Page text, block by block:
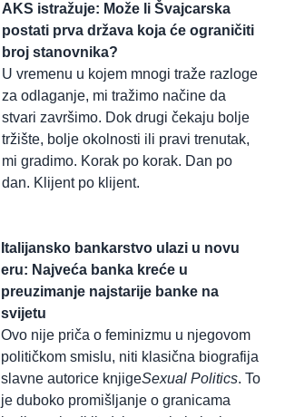
AKS istražuje: Može li Švajcarska
postati prva država koja će ograničiti
broj stanovnika?
U vremenu u kojem mnogi traže razloge
za odlaganje, mi tražimo načine da
stvari završimo. Dok drugi čekaju bolje
tržište, bolje okolnosti ili pravi trenutak,
mi gradimo. Korak po korak. Dan po
dan. Klijent po klijent.
Italijansko bankarstvo ulazi u novu
eru: Najveća banka kreće u
preuzimanje najstarije banke na
svijetu
Ovo nije priča o feminizmu u njegovom
političkom smislu, niti klasična biografija
slavne autorice knjigeSexual Politics. To
je duboko promišljanje o granicama